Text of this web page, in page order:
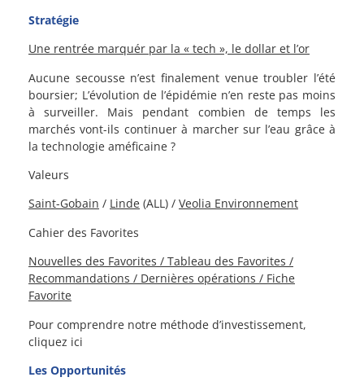
Stratégie
Une rentrée marquér par la « tech », le dollar et l’or
Aucune secousse n’est finalement venue troubler l’été
boursier; L’évolution de l’épidémie n’en reste pas moins
à surveiller. Mais pendant combien de temps les
marchés vont-ils continuer à marcher sur l’eau grâce à
la technologie améficaine ?
Valeurs
Saint-Gobain / Linde (ALL) / Veolia Environnement
Cahier des Favorites
Nouvelles des Favorites / Tableau des Favorites /
Recommandations / Dernières opérations / Fiche
Favorite
Pour comprendre notre méthode d’investissement,
cliquez ici
Les Opportunités